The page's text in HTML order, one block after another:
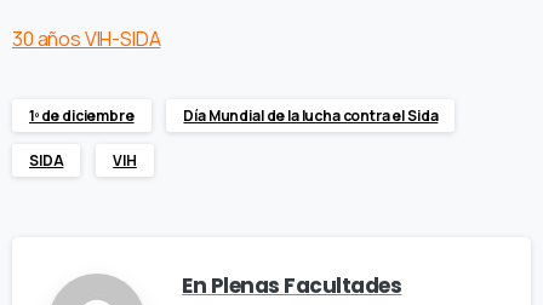
30 años VIH-SIDA
1º de diciembre Día Mundial de la lucha contra el Sida
SIDA VIH
En Plenas Facultades